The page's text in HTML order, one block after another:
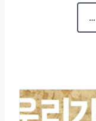
…